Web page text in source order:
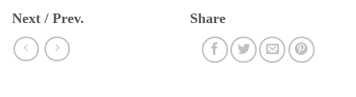
Next / Prev. Share